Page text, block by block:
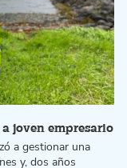
joven empresario
a gestionar una
y, dos años